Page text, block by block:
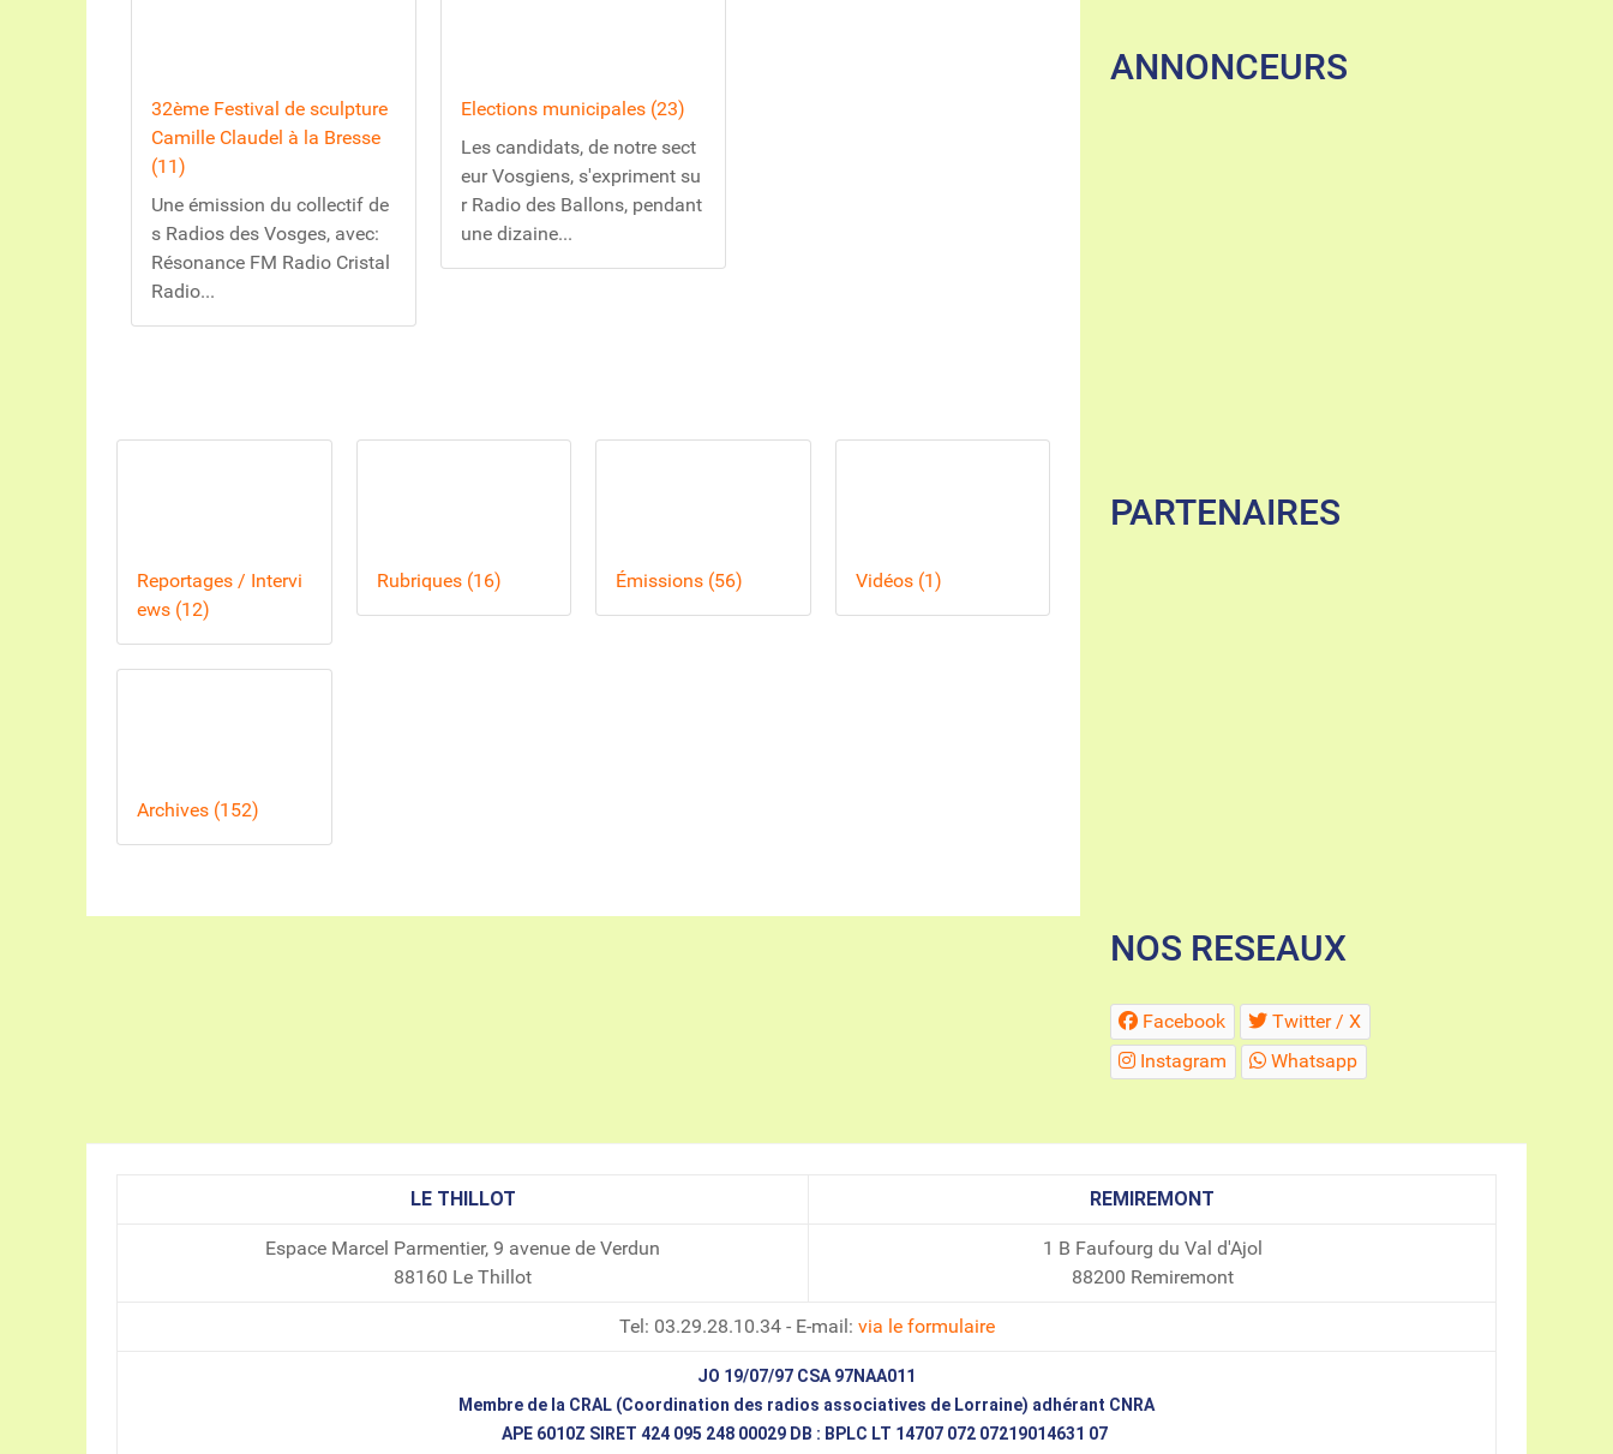
32ème Festival de sculpture
Camille Claudel à la Bresse
(11)
Une émission du collectif de
s Radios des Vosges, avec:
Résonance FM Radio Cristal
Radio...
Elections municipales (23)
Les candidats, de notre sect
eur Vosgiens, s'expriment su
r Radio des Ballons, pendant
une dizaine...
Reportages / Intervi
ews (12)
Rubriques (16) Émissions (56) Vidéos (1)
Archives (152)
ANNONCEURS
PARTENAIRES
NOS RESEAUX
Facebook
Twitter / X
Instagram
Whatsapp
LE THILLOT REMIREMONT
Espace Marcel Parmentier, 9 avenue de Verdun
88160 Le Thillot
1 B Faufourg du Val d'Ajol
88200 Remiremont
Tel: 03.29.28.10.34 - E-mail: via le formulaire
JO 19/07/97 CSA 97NAA011
Membre de la CRAL (Coordination des radios associatives de Lorraine) adhérant CNRA
APE 6010Z SIRET 424 095 248 00029 DB : BPLC LT 14707 072 07219014631 07